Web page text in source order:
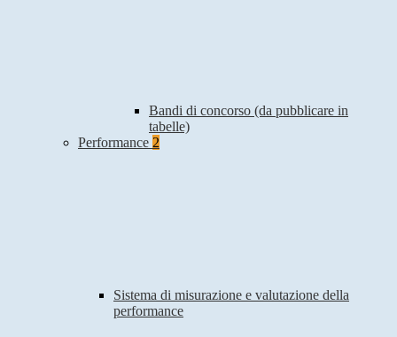
Bandi di concorso (da pubblicare in
tabelle)
Performance 2
Sistema di misurazione e valutazione della
performance